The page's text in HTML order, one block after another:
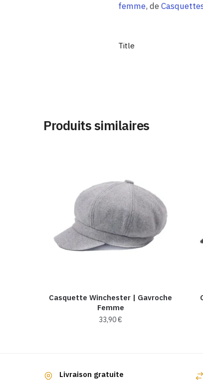
femme, de
Title
Produits similaires
Casquette Winchester | Gavroche
Femme
33,90€
Livraison gratuite